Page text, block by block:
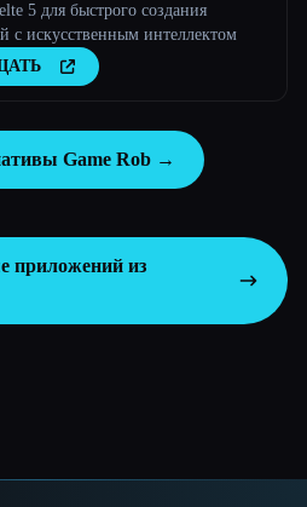
5 для быстрого создания
с искусственным интеллектом
Game Rob →
приложений из